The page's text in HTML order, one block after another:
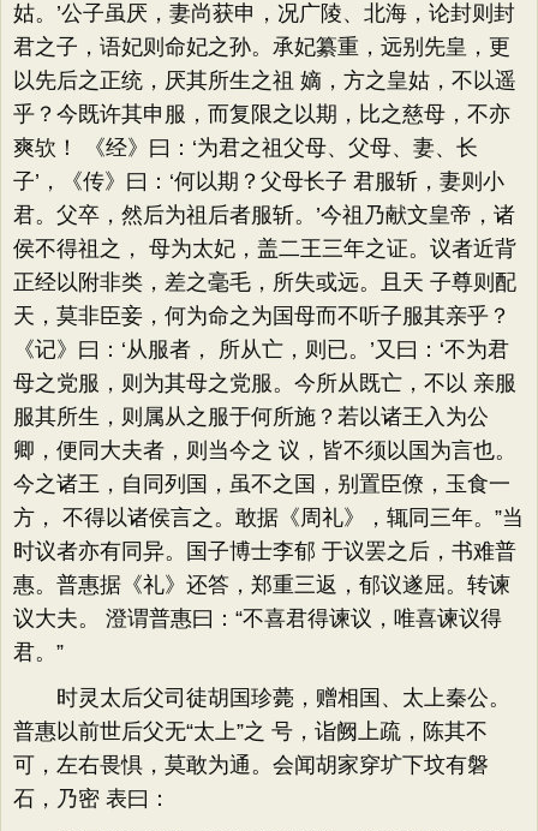
姑。’公子虽厌，妻尚获申，况广陵、北海，论封则封
君之子，语妃则命妃之孙。承妃纂重，远别先皇，更
以先后之正统，厌其所生之祖 嫡，方之皇姑，不以遥
乎？今既许其申服，而复限之以期，比之慈母，不亦
爽欤！ 《经》曰：‘为君之祖父母、父母、妻、长
子’，《传》曰：‘何以期？父母长子 君服斩，妻则小
君。父卒，然后为祖后者服斩。’今祖乃献文皇帝，诸
侯不得祖之， 母为太妃，盖二王三年之证。议者近背
正经以附非类，差之毫毛，所失或远。且天 子尊则配
天，莫非臣妾，何为命之为国母而不听子服其亲乎？
《记》曰：‘从服者， 所从亡，则已。’又曰：‘不为君
母之党服，则为其母之党服。今所从既亡，不以 亲服
服其所生，则属从之服于何所施？若以诸王入为公
卿，便同大夫者，则当今之 议，皆不须以国为言也。
今之诸王，自同列国，虽不之国，别置臣僚，玉食一
方， 不得以诸侯言之。敢据《周礼》，辄同三年。”当
时议者亦有同异。国子博士李郁 于议罢之后，书难普
惠。普惠据《礼》还答，郑重三返，郁议遂屈。转谏
议大夫。 澄谓普惠曰：“不喜君得谏议，唯喜谏议得
君。”
时灵太后父司徒胡国珍薨，赠相国、太上秦公。
普惠以前世后父无“太上”之 号，诣阙上疏，陈其不
可，左右畏惧，莫敢为通。会闻胡家穿圹下坟有磐
石，乃密 表曰：